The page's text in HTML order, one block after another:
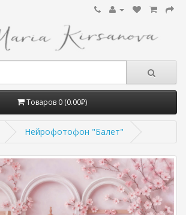
Товаров 0 (0.00₽)
Нейрофотофон "Балет"